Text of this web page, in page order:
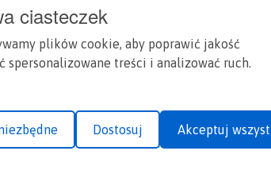
ciasteczek
plików cookie, aby poprawić jakość
spersonalizowane treści i analizować ruch.
Dostosuj Akceptuj